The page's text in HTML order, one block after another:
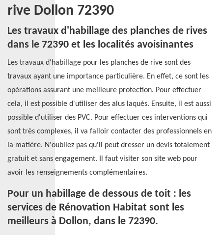
rive Dollon 72390
Les travaux d'habillage des planches de rives
dans le 72390 et les localités avoisinantes
Les travaux d'habillage pour les planches de rive sont des
travaux ayant une importance particulière. En effet, ce sont les
opérations assurant une meilleure protection. Pour effectuer
cela, il est possible d'utiliser des alus laqués. Ensuite, il est aussi
possible d'utiliser des PVC. Pour effectuer ces interventions qui
sont très complexes, il va falloir contacter des professionnels en
la matière. N'oubliez pas qu'il peut dresser un devis totalement
gratuit et sans engagement. Il faut visiter son site web pour
avoir les renseignements complémentaires.
Pour un habillage de dessous de toit : les
services de Rénovation Habitat sont les
meilleurs à Dollon, dans le 72390.